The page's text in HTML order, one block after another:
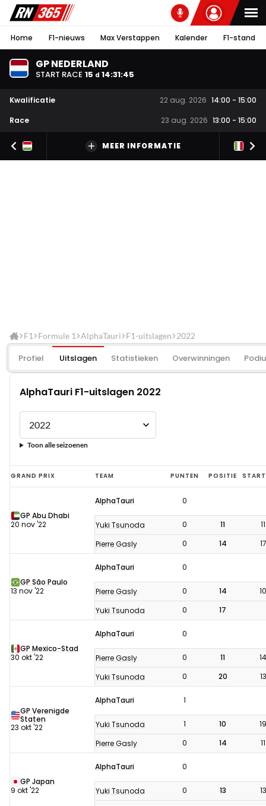
Home F1-nieuws Max Verstappen Kalender F1-stand
GP NEDERLAND
START RACE 15 d 14:31:44
Kwalificatie 22 aug. 2026 14:00 - 15:00
Race
23 aug. 2026 13:00 - 15:00
MEER INFORMATIE
F1 Formule 1 AlphaTauri F1-uitslagen 2022
Profiel Uitslagen Statistieken Overwinningen
AlphaTauri F1-uitslagen 2022
Toon alle seizoenen
AlphaTauri
F1-
2022
GRAND PRIX TEAM PUNTEN POSITIE
GP Abu Dhabi
20 nov '22
AlphaTauri 0
Yuki Tsunoda 0 11
11
Pierre Gasly
0 14 17
GP São Paulo
13 nov '22
AlphaTauri 0
Pierre Gasly 0 14
10
Yuki Tsunoda
0 17
GP Mexico-Stad
30 okt '22
AlphaTauri 0
Pierre Gasly 0 11
14
Yuki Tsunoda
0 20 13
GP Verenigde
Staten
23 okt '22
AlphaTauri 1
Yuki Tsunoda 1 10
19
Pierre Gasly
0 14 11
GP Japan
9 okt '22
AlphaTauri 0
Yuki Tsunoda 0 13
13